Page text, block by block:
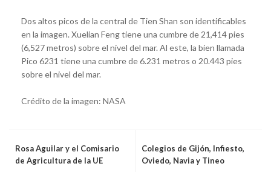
Dos altos picos de la central de Tien Shan son identificables
en la imagen. Xuelian Feng tiene una cumbre de 21,414 pies
(6,527 metros) sobre el nivel del mar. Al este, la bien llamada
Pico 6231 tiene una cumbre de 6.231 metros o 20.443 pies
sobre el nivel del mar.
Crédito de la imagen: NASA
Rosa Aguilar y el Comisario
de Agricultura de la UE
Colegios de Gijón, Infiesto,
Oviedo, Navia y Tineo